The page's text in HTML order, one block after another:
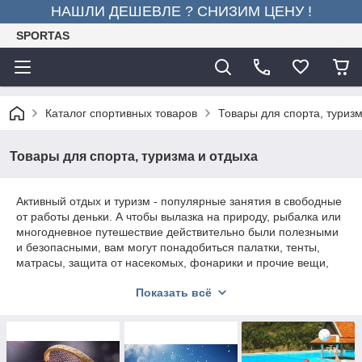
НАШЛИ ДЕШЕВЛЕ ? СНИЗИМ ЦЕНУ !
SPORTAS
Каталог спортивных товаров Товары для спорта,
Товары для спорта, туризма и отдыха
Активный отдых и туризм - популярные занятия в свободные
от работы деньки. А чтобы вылазка на природу, рыбалка или
многодневное путешествие действительно были полезными
и безопасными, вам могут понадобиться палатки, тенты,
матрасы, защита от насекомых, фонарики и прочие вещи,
увидите в этом иллюстрированном каталоге.
ножей и топоров, до туристических навигаторов и термосов.
Для любителей комфорта повсюду, даже на природе,
Показать всё